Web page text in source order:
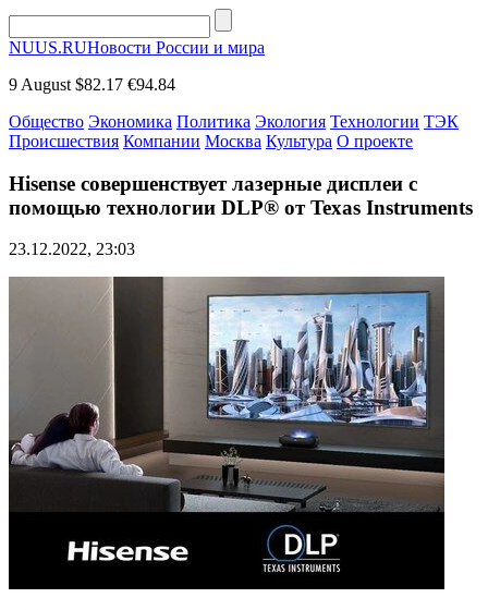
NUUS.RUНовости России и мира
9 August $82.17 €94.84
Общество Экономика Политика Экология Технологии ТЭК
Происшествия Компании Москва Культура О проекте
Hisense совершенствует лазерные дисплеи с
помощью технологии DLP® от Texas Instruments
23.12.2022, 23:03